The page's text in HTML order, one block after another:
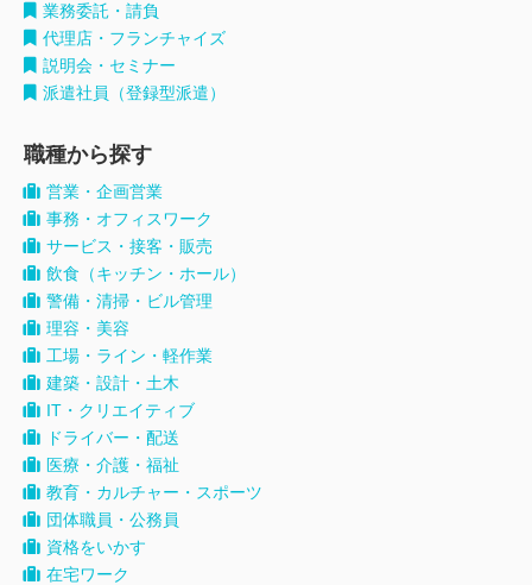
業務委託・請負
代理店・フランチャイズ
説明会・セミナー
派遣社員（登録型派遣）
職種から探す
営業・企画営業
事務・オフィスワーク
サービス・接客・販売
飲食（キッチン・ホール）
警備・清掃・ビル管理
理容・美容
工場・ライン・軽作業
建築・設計・土木
IT・クリエイティブ
ドライバー・配送
医療・介護・福祉
教育・カルチャー・スポーツ
団体職員・公務員
資格をいかす
在宅ワーク